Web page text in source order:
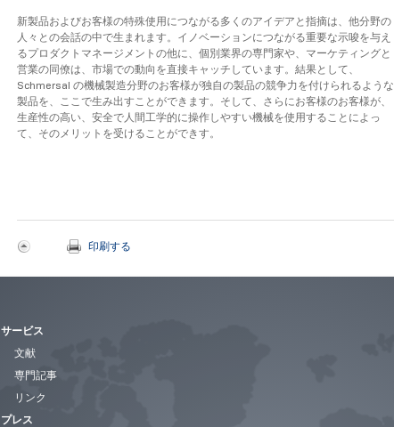
新製品およびお客様の特殊使用につながる多くのアイデアと指摘は、他分野の
人々との会話の中で生まれます。イノベーションにつながる重要な示唆を与え
るプロダクトマネージメントの他に、個別業界の専門家や、マーケティングと
営業の同僚は、市場での動向を直接キャッチしています。結果として、
Schmersal の機械製造分野のお客様が独自の製品の競争力を付けられるような
製品を、ここで生み出すことができます。そして、さらにお客様のお客様が、
生産性の高い、安全で人間工学的に操作しやすい機械を使用することによっ
て、そのメリットを受けることができす。
印刷する
サービス
文献
専門記事
リンク
プレス